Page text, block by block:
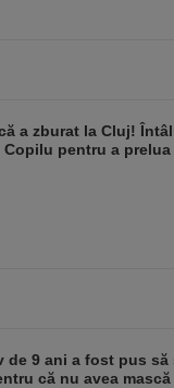
a zburat la Cluj!
Copilu pentru a
de 9 ani a fost pus
că nu avea mască